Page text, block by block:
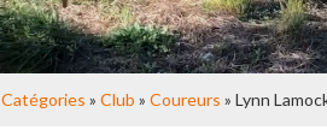
Catégories » Club » Coureurs » Lynn